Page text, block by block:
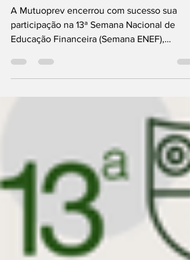
ENEF 2026
A Mutuoprev encerrou com sucesso sua
participação na 13ª Semana Nacional de
entre os dias 19 e 21 de maio. A iniciativa,
Social em parceria com a Abrapp e a
UniAbrapp, levou oficinas presenciais de
educação financeira e previdenciária para
três instituições de ensino, com a
participação de mais de 650 estudantes,
da Direção e membros da comunidade